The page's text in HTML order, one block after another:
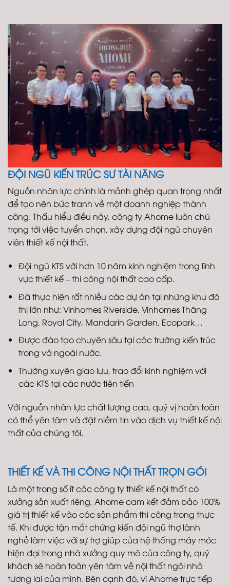
ĐỘI NGŨ KIẾN TRÚC SƯ TÀI NĂNG
Nguồn nhân lực chính là mảnh ghép quan trọng nhất
để tạo nên bức tranh về một doanh nghiệp thành
công. Thấu hiểu điều này, công ty Ahome luôn chú
trọng tới việc tuyển chọn, xây dựng đội ngũ chuyên
viên thiết kế nội thất.
Đội ngũ KTS với hơn 10 năm kinh nghiệm trong lĩnh
vực thiết kế – thi công nội thất cao cấp.
Đã thực hiện rất nhiều các dự án tại những khu đô
thị lớn như: Vinhomes Riverside, Vinhomes Thăng
Long, Royal City, Mandarin Garden, Ecopark…
Được đào tạo chuyên sâu tại các trường kiến trúc
trong và ngoài nước.
Thường xuyên giao lưu, trao đổi kinh nghiệm với
các KTS tại các nước tiên tiến
Với nguồn nhân lực chất lượng cao, quý vị hoàn toàn
có thể yên tâm và đặt niềm tin vào dịch vụ thiết kế nội
thất của chúng tôi.
THIẾT KẾ VÀ THI CÔNG NỘI THẤT TRỌN GÓI
Là một trong số ít các công ty thiết kế nội thất có
xưởng sản xuất riêng, Ahome cam kết đảm bảo 100%
giá trị thiết kế vào các sản phẩm thi công trong thực
tế. Khi được tận mắt chứng kiến đội ngũ thợ lành
nghề làm việc với sự trợ giúp của hệ thống máy móc
hiện đại trong nhà xưởng quy mô của công ty, quý
khách sẽ hoàn toàn yên tâm về nội thất ngôi nhà
tương lai của mình. Bên cạnh đó, vì Ahome trực tiếp